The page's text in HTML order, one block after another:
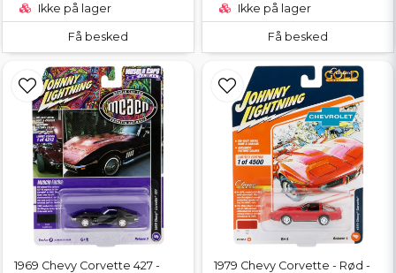
Ikke på lager
Få besked
Ikke på lager
Få besked
1969 Chevy Corvette 427 -
1979 Chevy Corvette - Rød -